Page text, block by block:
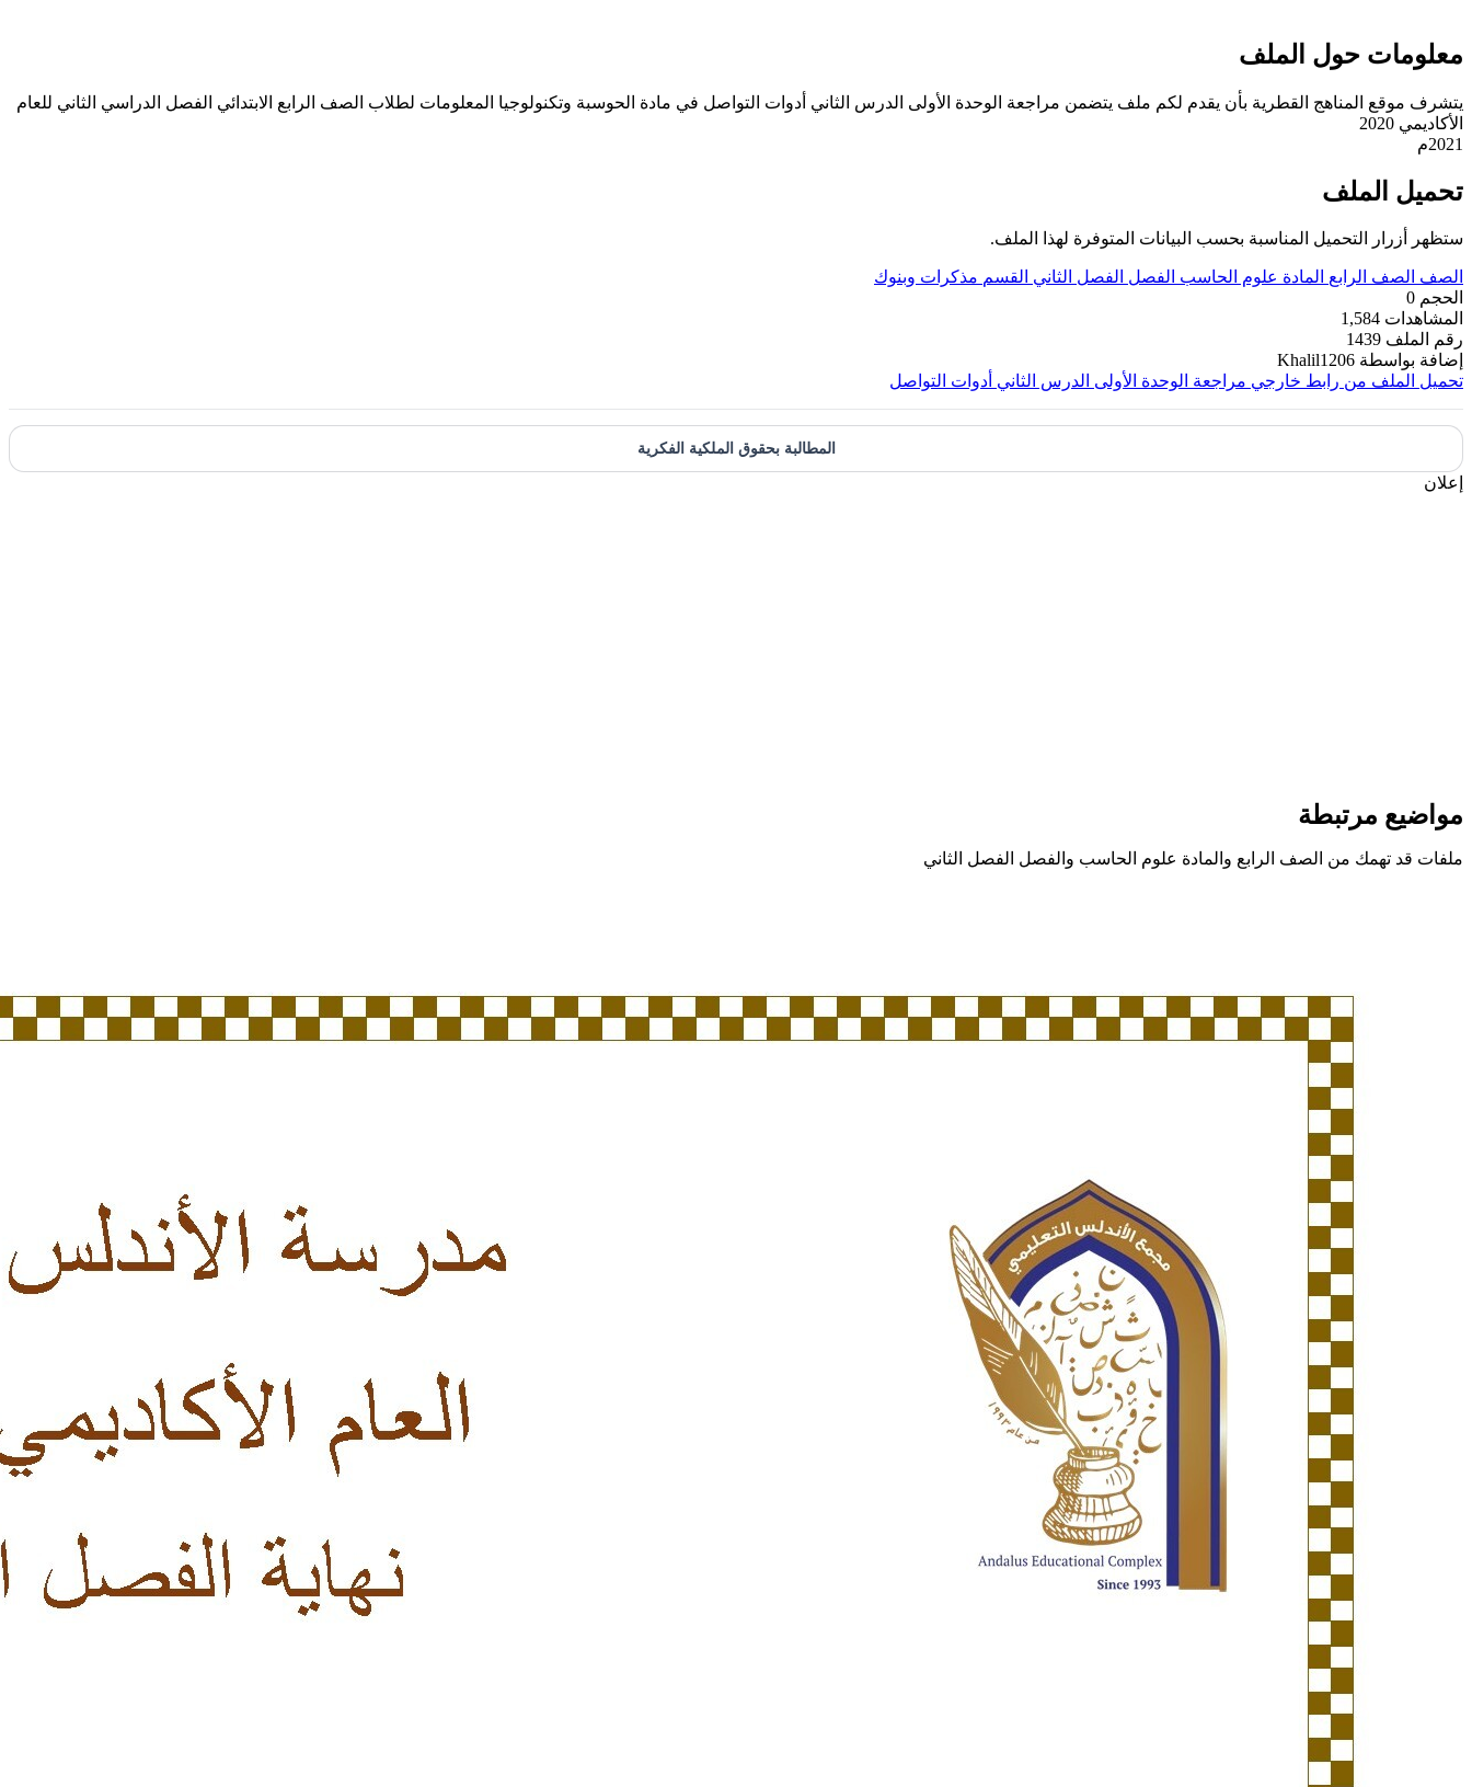
معلومات حول الملف
يتشرف موقع المناهج القطرية بأن يقدم لكم ملف يتضمن مراجعة الوحدة الأولى الدرس الثاني أدوات التواصل في مادة الحوسبة وتكنولوجيا المعلومات لطلاب الصف الرابع الابتدائي الفصل الدراسي الثاني للعام
الأكاديمي 2020
2021م
تحميل الملف
ستظهر أزرار التحميل المناسبة بحسب البيانات المتوفرة لهذا الملف.
الصف الصف الرابع المادة علوم الحاسب الفصل الفصل الثاني القسم مذكرات وبنوك
الحجم 0
المشاهدات 1,584
رقم الملف 1439
إضافة بواسطة Khalil1206
تحميل الملف من رابط خارجي مراجعة الوحدة الأولى الدرس الثاني أدوات التواصل
المطالبة بحقوق الملكية الفكرية
إعلان
مواضيع مرتبطة
ملفات قد تهمك من الصف الرابع والمادة علوم الحاسب والفصل الفصل الثاني